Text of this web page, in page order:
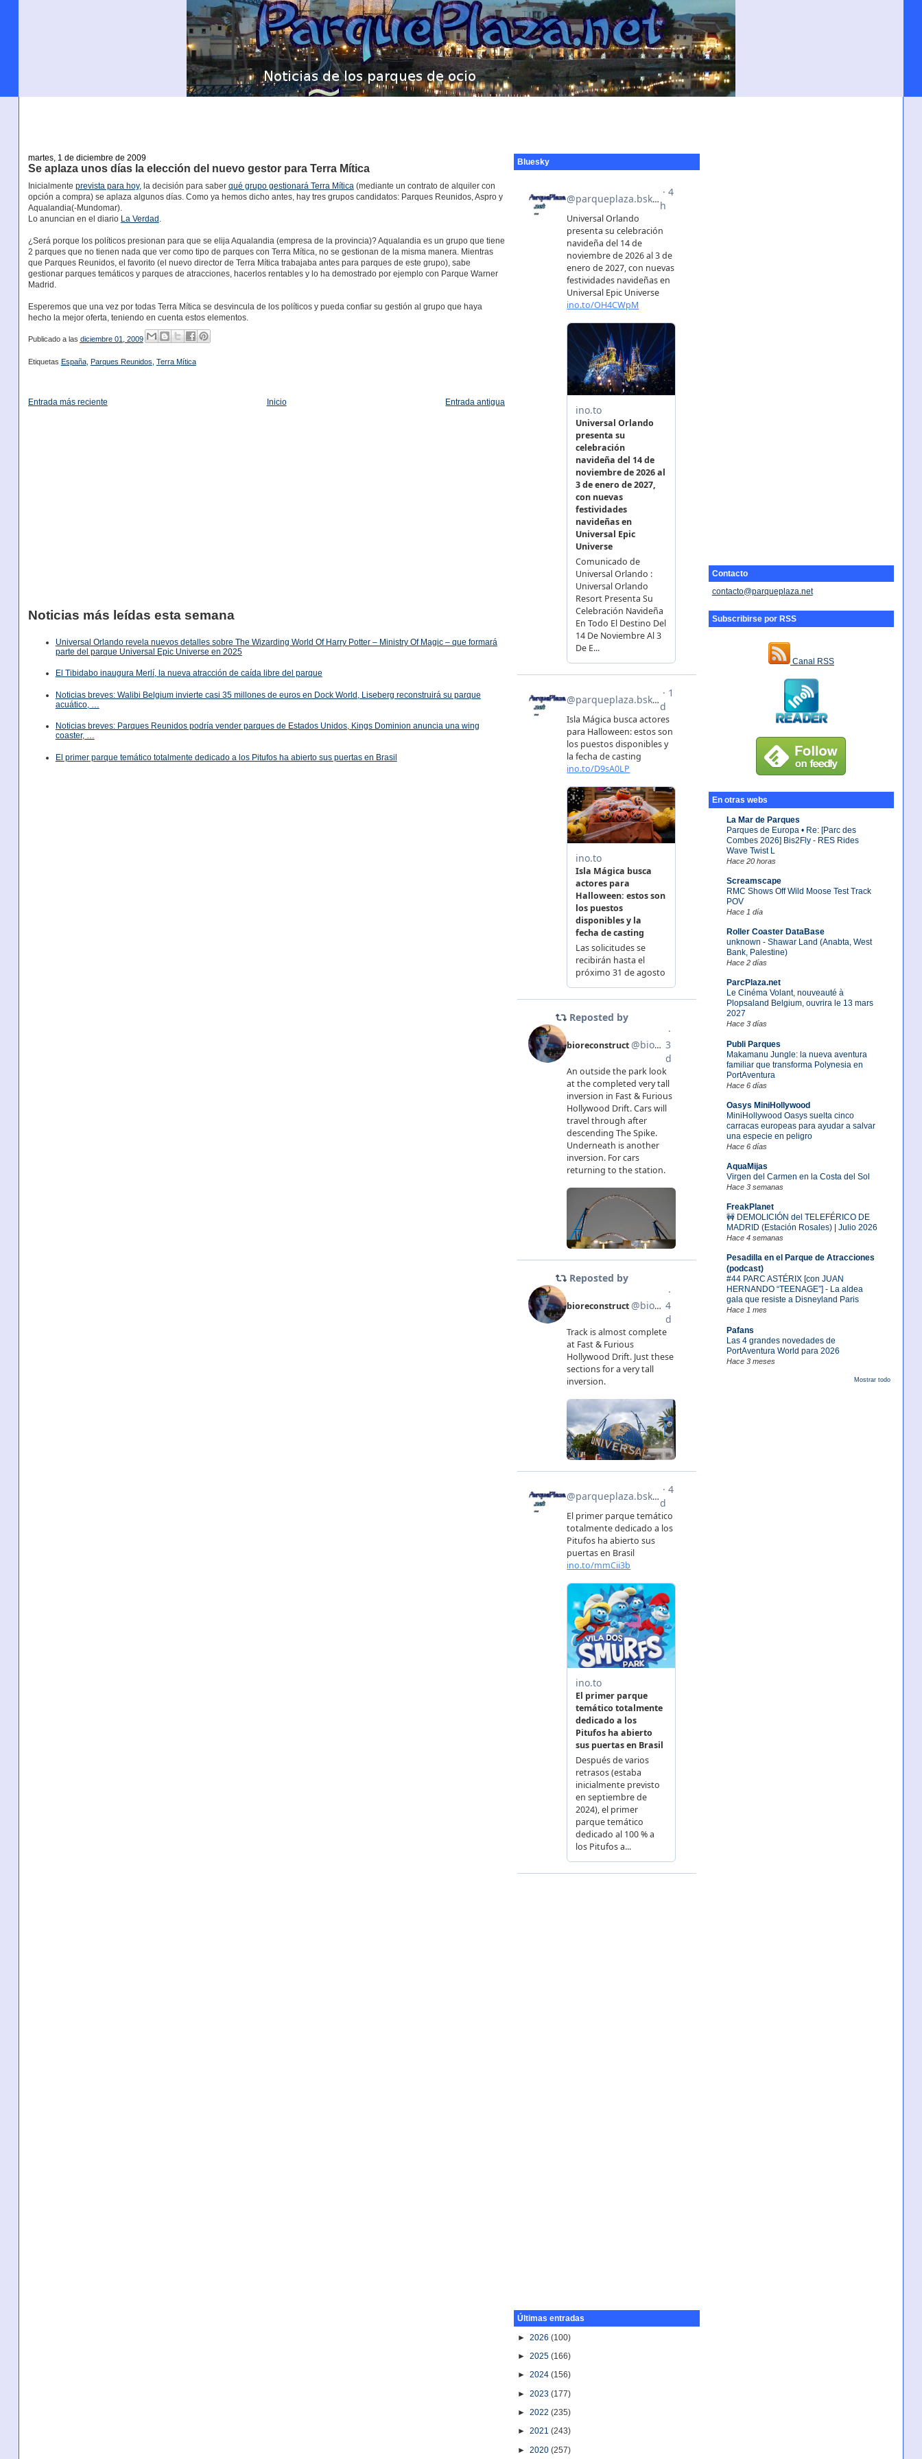
Contacto
contacto@parqueplaza.net
Subscribirse por RSS
Canal RSS
En otras webs
La Mar de Parques
Parques de Europa • Re: [Parc des
Combes 2026] Bis2Fly - RES Rides
Wave Twist L
Hace 20 horas
Screamscape
RMC Shows Off Wild Moose Test Track
POV
Hace 1 día
Roller Coaster DataBase
unknown - Shawar Land (Anabta, West
Bank, Palestine)
Hace 2 días
ParcPlaza.net
Le Cinéma Volant, nouveauté à
Plopsaland Belgium, ouvrira le 13 mars
2027
Hace 3 días
Publi Parques
Makamanu Jungle: la nueva aventura
familiar que transforma Polynesia en
PortAventura
Hace 6 días
Oasys MiniHollywood
MiniHollywood Oasys suelta cinco
carracas europeas para ayudar a salvar
una especie en peligro
Hace 6 días
AquaMijas
Virgen del Carmen en la Costa del Sol
Hace 3 semanas
FreakPlanet
🚧 DEMOLICIÓN del TELEFÉRICO DE
MADRID (Estación Rosales) | Julio 2026
Hace 4 semanas
Pesadilla en el Parque de Atracciones
(podcast)
#44 PARC ASTÉRIX [con JUAN
HERNANDO “TEENAGE”] - La aldea
gala que resiste a Disneyland Paris
Hace 1 mes
Pafans
Las 4 grandes novedades de
PortAventura World para 2026
Hace 3 meses
Mostrar todo
martes, 1 de diciembre de 2009
Se aplaza unos días la elección del nuevo gestor para Terra Mítica
Inicialmente prevista para hoy, la decisión para saber qué grupo gestionará Terra Mítica(mediante un contrato de alquiler con
opción a compra) se aplaza algunos días. Como ya hemos dicho antes, hay tres grupos candidatos: Parques Reunidos, Aspro y
Aqualandia(-Mundomar).
Lo anuncian en el diario La Verdad .
¿Será porque los políticos presionan para que se elija Aqualandia (empresa de la provincia)? Aqualandia es un grupo que tiene
2 parques que no tienen nada que ver como tipo de parques con Terra Mítica, no se gestionan de la misma manera. Mientras
que Parques Reunidos, el favorito (el nuevo director de Terra Mítica trabajaba antes para parques de este grupo), sabe
gestionar parques temáticos y parques de atracciones, hacerlos rentables y lo ha demostrado por ejemplo con Parque Warner
Madrid.
Esperemos que una vez por todas Terra Mítica se desvincula de los políticos y pueda confiar su gestión al grupo que haya
hecho la mejor oferta, teniendo en cuenta estos elementos.
Publicado a las diciembre 01, 2009
Etiquetas España, Parques Reunidos Terra Mítica
Entrada más reciente Entrada antigua
Inicio
Noticias más leídas esta semana
Universal Orlando revela nuevos detalles sobre The Wizarding World Of Harry Potter – Ministry Of Magic – que formará
parte del parque Universal Epic Universe en 2025
El Tibidabo inaugura Merlí, la nueva atracción de caída libre del parque
Noticias breves: Walibi Belgium invierte casi 35 millones de euros en Dock World, Liseberg reconstruirá su parque
acuático, …
Noticias breves: Parques Reunidos podría vender parques de Estados Unidos, Kings Dominion anuncia una wing
coaster, …
El primer parque temático totalmente dedicado a los Pitufos ha abierto sus puertas en Brasil
Bluesky
Últimas entradas
►2026(100)
►2025(166)
►2024(156)
►2023(177)
►2022(235)
►2021(243)
►2020(257)